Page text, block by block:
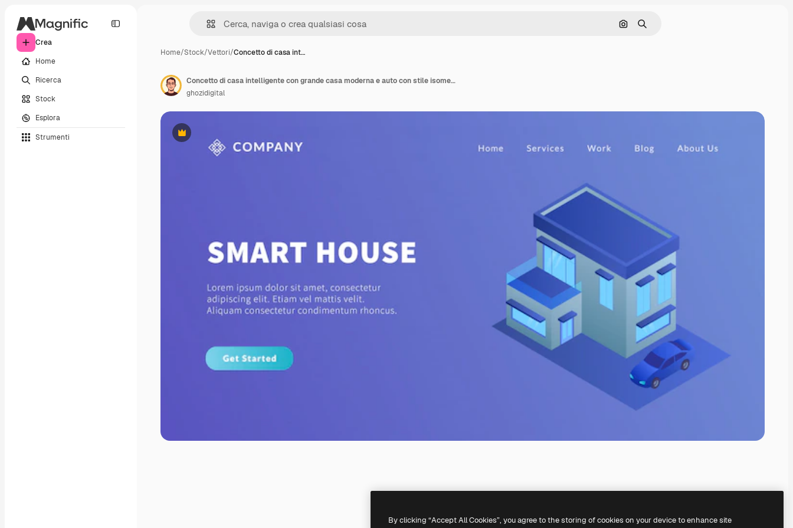
Crea
Home
Ricerca
Stock
Esplora
Strumenti
Cerca per immagine
Ricerca
Home/Stock/Vettori/Concetto di casa int…
Premium
Concetto di casa intelligente con grande casa moderna e auto con stile isometrico per modello di sito Web o homepage di atterraggio
ghozidigital
By clicking “Accept All Cookies”, you agree to the storing of cookies on your device to enhance site